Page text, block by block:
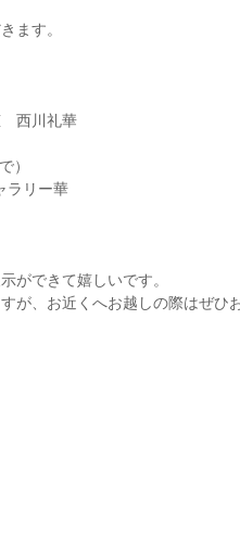
ます。
西川礼華
）
ラリー華
ができて嬉しいです。
が、お近くへお越しの際はぜひ